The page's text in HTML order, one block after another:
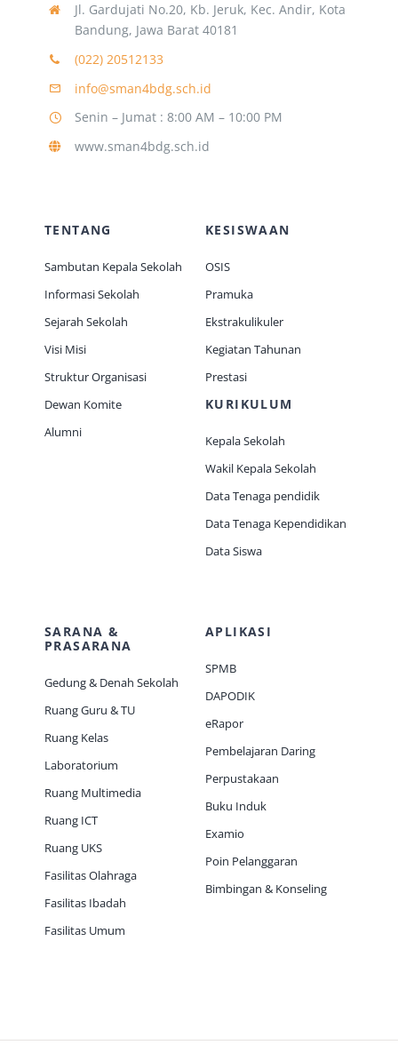
Struktur Organisasi
Jl. Gardujati No.20, Kb. Jeruk, Kec. Andir, Kota
Bandung, Jawa Barat 40181
(022) 20512133
info@sman4bdg.sch.id
Senin – Jumat : 8:00 AM – 10:00 PM
www.sman4bdg.sch.id
TENTANG
Sambutan Kepala Sekolah
Informasi Sekolah
Sejarah Sekolah
Visi Misi
Struktur Organisasi
Dewan Komite
Alumni
KESISWAAN
OSIS
Pramuka
Ekstrakulikuler
Kegiatan Tahunan
Prestasi
KURIKULUM
Kepala Sekolah
Wakil Kepala Sekolah
Data Tenaga pendidik
Data Tenaga Kependidikan
Data Siswa
SARANA &
PRASARANA
Gedung & Denah Sekolah
Ruang Guru & TU
Ruang Kelas
Laboratorium
Ruang Multimedia
Ruang ICT
Ruang UKS
Fasilitas Olahraga
Fasilitas Ibadah
Fasilitas Umum
APLIKASI
SPMB
DAPODIK
eRapor
Pembelajaran Daring
Perpustakaan
Buku Induk
Examio
Poin Pelanggaran
Bimbingan & Konseling